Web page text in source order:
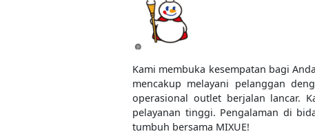
Kami membuka kesempatan bagi
mencakup melayani pelanggan
operasional outlet berjalan lancar.
pelayanan tinggi. Pengalaman di
tumbuh bersama MIXUE!